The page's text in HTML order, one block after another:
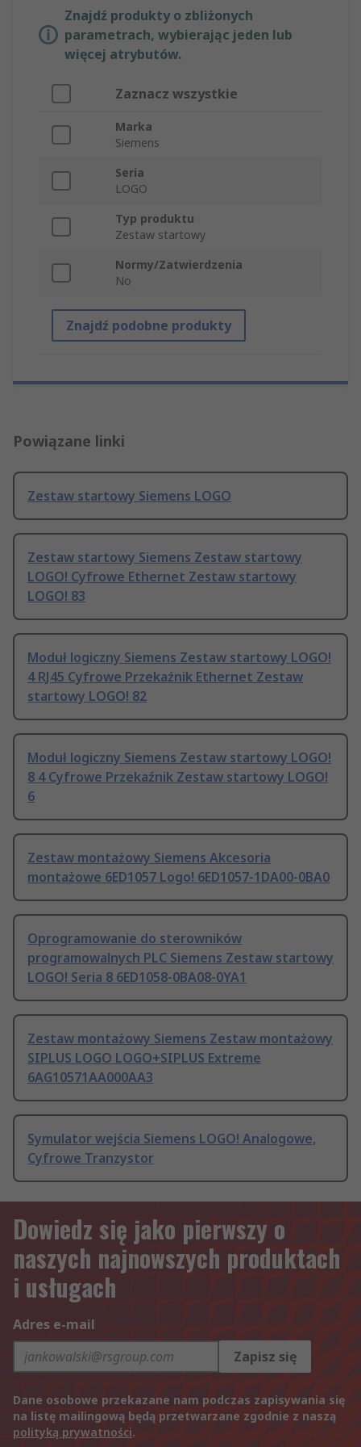
Znajdź produkty o zbliżonych
parametrach, wybierając jeden lub
więcej atrybutów.
Zaznacz wszystkie
Marka
Siemens
Seria
LOGO
Typ produktu
Zestaw startowy
Normy/Zatwierdzenia
No
Znajdź podobne produkty
Powiązane linki
Zestaw startowy Siemens LOGO
Zestaw startowy Siemens Zestaw startowy
LOGO! Cyfrowe Ethernet Zestaw startowy
LOGO! 83
Moduł logiczny Siemens Zestaw startowy LOGO!
4 RJ45 Cyfrowe Przekaźnik Ethernet Zestaw
startowy LOGO! 82
Moduł logiczny Siemens Zestaw startowy LOGO!
8 4 Cyfrowe Przekaźnik Zestaw startowy LOGO!
6
Zestaw montażowy Siemens Akcesoria
montażowe 6ED1057 Logo! 6ED1057-1DA00-0BA0
Oprogramowanie do sterowników
programowalnych PLC Siemens Zestaw startowy
LOGO! Seria 8 6ED1058-0BA08-0YA1
Zestaw montażowy Siemens Zestaw montażowy
SIPLUS LOGO LOGO+SIPLUS Extreme
6AG10571AA000AA3
Symulator wejścia Siemens LOGO! Analogowe,
Cyfrowe Tranzystor
Dowiedz się jako pierwszy o
naszych najnowszych produktach
i usługach
Adres e-mail
Zapisz się
Dane osobowe przekazane nam podczas zapisywania się
na listę mailingową będą przetwarzane zgodnie z naszą
polityką prywatności.